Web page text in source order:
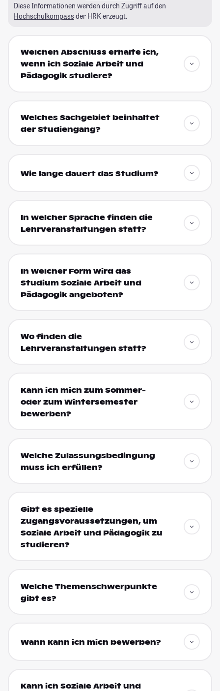
Diese Informationen werden durch Zugriff auf den
Hochschulkompass der HRK erzeugt.
Welchen Abschluss erhalte ich,
wenn ich Soziale Arbeit und
Pädagogik studiere?
Welches Sachgebiet beinhaltet
der Studiengang?
Wie lange dauert das Studium?
In welcher Sprache finden die
Lehrveranstaltungen statt?
In welcher Form wird das
Studium Soziale Arbeit und
Pädagogik angeboten?
Wo finden die
Lehrveranstaltungen statt?
Kann ich mich zum Sommer-
oder zum Wintersemester
bewerben?
Welche Zulassungsbedingung
muss ich erfüllen?
Gibt es spezielle
Zugangsvoraussetzungen, um
Soziale Arbeit und Pädagogik zu
studieren?
Welche Themenschwerpunkte
gibt es?
Wann kann ich mich bewerben?
Kann ich Soziale Arbeit und